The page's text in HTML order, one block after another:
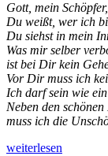
Gott, mein Schöpfer,
Du weißt, wer ich
Du siehst in mein
Was mir sel­ber
ist bei Dir kein
Vor Dir muss ich
Ich darf sein wie
Neben den
muss ich die
„GASTBEITRAG:
weit­er­lesen